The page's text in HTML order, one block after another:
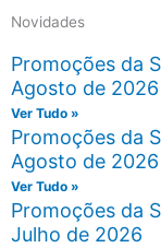
Novidades
Promoções da
Agosto de 2026
Ver Tudo »
Promoções da
Agosto de 2026
Ver Tudo »
Promoções da
Julho de 2026